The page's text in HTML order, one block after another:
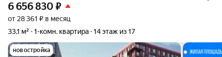
6 656 830 ₽
от 28 361 ₽ в месяц
33,1 м²
1-комн. квартира 14 этаж из 17
новостройка